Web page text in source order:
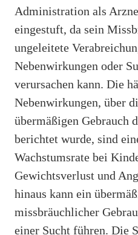
Administration als
eingestuft, da sein
ungeleitete
Nebenwirkungen oder
verursachen kann. Die
Nebenwirkungen, über
übermäßigen Gebrauch
berichtet wurde, sind
Wachstumsrate bei
Gewichtsverlust und
hinaus kann ein
missbräuchlicher
einer Sucht führen. Die